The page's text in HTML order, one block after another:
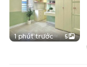
1 phút trước 5